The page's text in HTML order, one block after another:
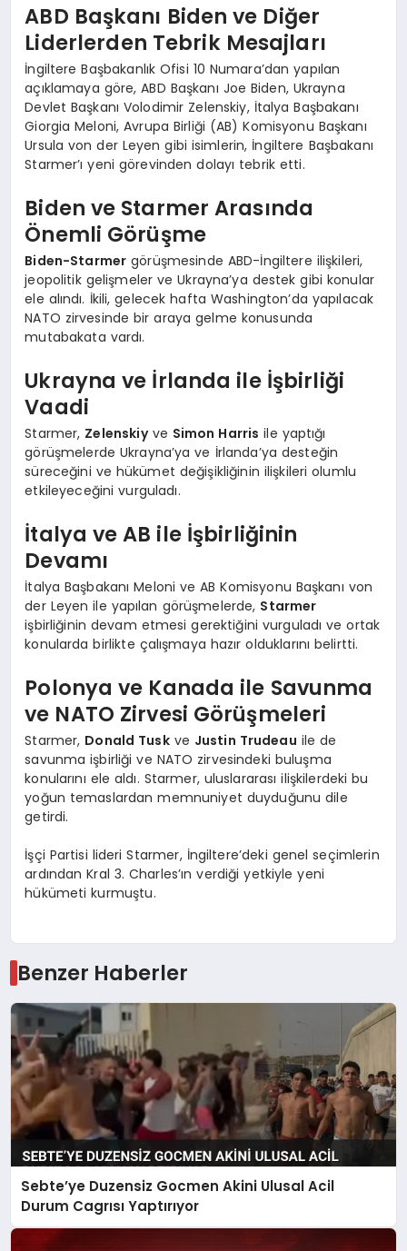
ABD Başkanı Biden ve Diğer
Liderlerden Tebrik Mesajları
İngiltere Başbakanlık Ofisi 10 Numara’dan yapılan
açıklamaya göre, ABD Başkanı Joe Biden, Ukrayna
Devlet Başkanı Volodimir Zelenskiy, İtalya Başbakanı
Giorgia Meloni, Avrupa Birliği (AB) Komisyonu Başkanı
Ursula von der Leyen gibi isimlerin, İngiltere Başbakanı
Starmer’ı yeni görevinden dolayı tebrik etti.
Biden ve Starmer Arasında
Önemli Görüşme
Biden-Starmer görüşmesinde ABD-İngiltere ilişkileri,
jeopolitik gelişmeler ve Ukrayna’ya destek gibi konular
ele alındı. İkili, gelecek hafta Washington’da yapılacak
NATO zirvesinde bir araya gelme konusunda
mutabakata vardı.
Ukrayna ve İrlanda ile İşbirliği
Vaadi
Starmer, Zelenskiyve Simon Harris ile yaptığı
görüşmelerde Ukrayna’ya ve İrlanda’ya desteğin
süreceğini ve hükümet değişikliğinin ilişkileri olumlu
etkileyeceğini vurguladı.
İtalya ve AB ile İşbirliğinin
Devamı
İtalya Başbakanı Meloni ve AB Komisyonu Başkanı von
der Leyen ile yapılan görüşmelerde, Starmer
işbirliğinin devam etmesi gerektiğini vurguladı ve ortak
konularda birlikte çalışmaya hazır olduklarını belirtti.
Polonya ve Kanada ile Savunma
ve NATO Zirvesi Görüşmeleri
Starmer, Donald Tuskve Justin Trudeau ile de
savunma işbirliği ve NATO zirvesindeki buluşma
konularını ele aldı. Starmer, uluslararası ilişkilerdeki bu
yoğun temaslardan memnuniyet duyduğunu dile
getirdi.
İşçi Partisi lideri Starmer, İngiltere’deki genel seçimlerin
ardından Kral 3. Charles’ın verdiği yetkiyle yeni
hükümeti kurmuştu.
Benzer Haberler
Sebte’ye Duzensiz Gocmen Akini Ulusal Acil
Durum Cagrısı Yaptırıyor